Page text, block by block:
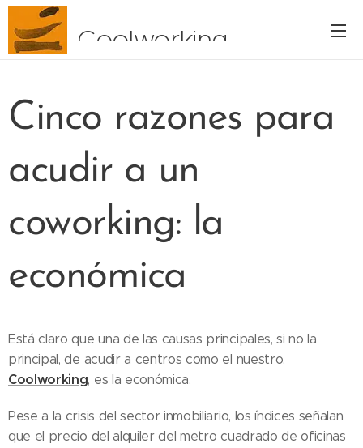
Coolworking
Cinco razones para
acudir a un
coworking: la
económica
Está claro que una de las causas principales, si no la
principal, de acudir a centros como el nuestro,
Coolworking, es la económica.
Pese a la crisis del sector inmobiliario, los índices señalan
que el precio del alquiler del metro cuadrado de oficinas